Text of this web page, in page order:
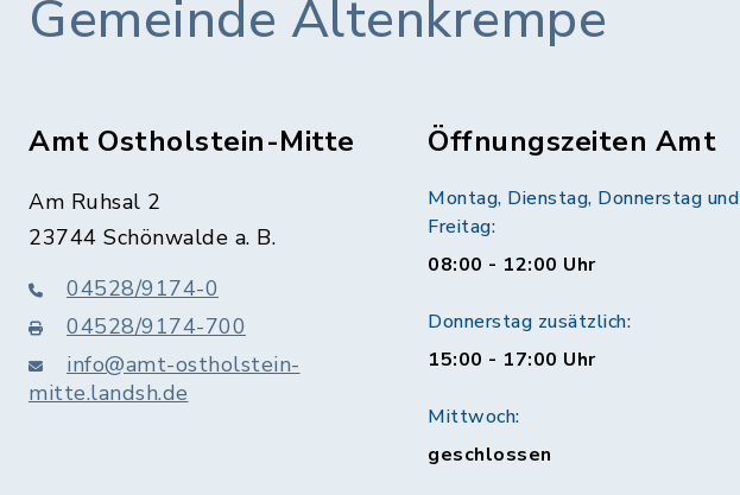
Gemeinde Altenkrempe
Amt Ostholstein-Mitte
Am Ruhsal 2
23744 Schönwalde a. B.
04528/9174-0
04528/9174-700
info@amt-ostholstein-
mitte.landsh.de
Öffnungszeiten Amt
Montag, Dienstag, Donnerstag und
Freitag:
08:00 - 12:00 Uhr
Donnerstag zusätzlich:
15:00 - 17:00 Uhr
Mittwoch:
geschlossen